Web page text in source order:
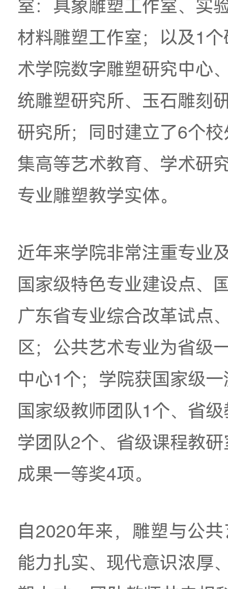
学院现拥有雕塑、公
科生、硕士研究生。
术专业本科学制为4
塑造型基础教研室、
室：具象雕塑工作室
术学院数字雕塑研究
统雕塑研究所、玉石
研究所；同时建立了
集高等艺术教育、学
专业雕塑教学实体。
国家级特色专业建设
广东省专业综合改革